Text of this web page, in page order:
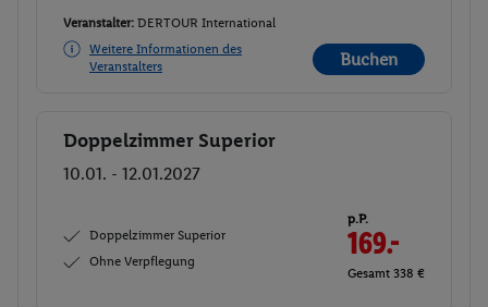
Veranstalter: DERTOUR International
Weitere Informationen des
Veranstalters
Buchen
Buchen
Doppelzimmer Superior
10.01. - 12.01.2027
Doppelzimmer Superior
Ohne Verpflegung
p.P.
169.-
Gesamt 338 €